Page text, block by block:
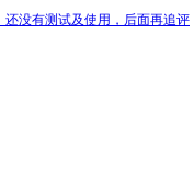
没有测试及使用，后面再追评